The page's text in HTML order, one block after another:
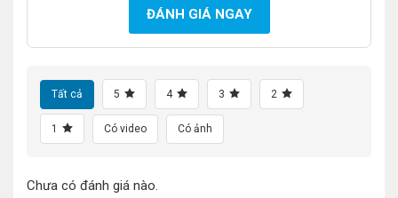
ĐÁNH GIÁ NGAY
Tất cả 5 4 3 2
1 Có video Có ảnh
Chưa có đánh giá nào.